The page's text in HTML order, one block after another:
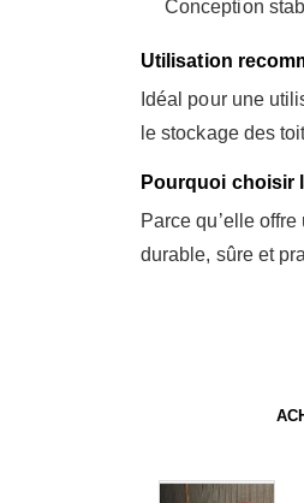
Conception
Utilisation
Idéal pour une
le stockage des
Pourquoi choisir
Parce qu’elle offre
durable, sûre et